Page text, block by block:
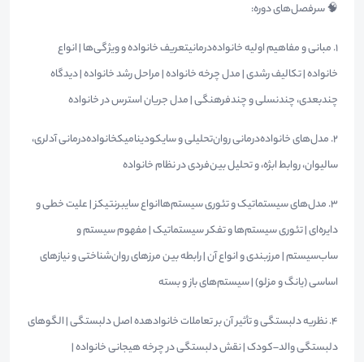
🧠 سرفصل‌های دوره:
۱. مبانی و مفاهیم اولیه خانواده‌درمانیتعریف خانواده و ویژگی‌ها | انواع
خانواده | تکالیف رشدی | مدل چرخه خانواده | مراحل رشد خانواده | دیدگاه
چندبعدی، چندنسلی و چندفرهنگی | مدل جریان استرس در خانواده
۲. مدل‌های خانواده‌درمانی روان‌تحلیلی و سایکودینامیکخانواده‌درمانی آدلری،
سالیوان، روابط ابژه، و تحلیل بین‌فردی در نظام خانواده
۳. مدل‌های سیستماتیک و تئوری سیستم‌هاانواع سایبرنتیکز | علیت خطی و
دایره‌ای | تئوری سیستم‌ها و تفکر سیستماتیک | مفهوم سیستم و
ساب‌سیستم | مرزبندی و انواع آن | رابطه بین مرزهای روان‌شناختی و نیازهای
اساسی (یانگ و مزلو) | سیستم‌های باز و بسته
۴. نظریه دلبستگی و تأثیر آن بر تعاملات خانوادهده اصل دلبستگی | الگوهای
دلبستگی والد–کودک | نقش دلبستگی در چرخه هیجانی خانواده |